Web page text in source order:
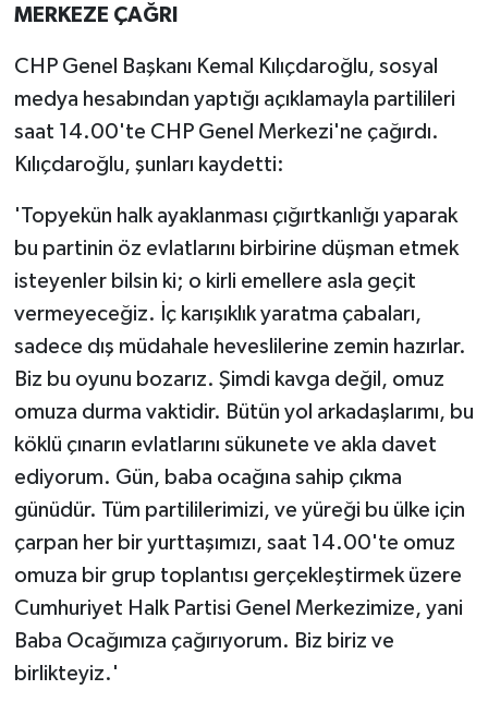
MERKEZE ÇAĞRI
CHP Genel Başkanı Kemal Kılıçdaroğlu, sosyal
medya hesabından yaptığı açıklamayla partilileri
saat 14.00'te CHP Genel Merkezi'ne çağırdı.
Kılıçdaroğlu, şunları kaydetti:
'Topyekün halk ayaklanması çığırtkanlığı yaparak
bu partinin öz evlatlarını birbirine düşman etmek
isteyenler bilsin ki; o kirli emellere asla geçit
vermeyeceğiz. İç karışıklık yaratma çabaları,
sadece dış müdahale heveslilerine zemin hazırlar.
Biz bu oyunu bozarız. Şimdi kavga değil, omuz
omuza durma vaktidir. Bütün yol arkadaşlarımı, bu
köklü çınarın evlatlarını sükunete ve akla davet
ediyorum. Gün, baba ocağına sahip çıkma
günüdür. Tüm partililerimizi, ve yüreği bu ülke için
çarpan her bir yurttaşımızı, saat 14.00'te omuz
omuza bir grup toplantısı gerçekleştirmek üzere
Cumhuriyet Halk Partisi Genel Merkezimize, yani
Baba Ocağımıza çağırıyorum. Biz biriz ve
birlikteyiz.'